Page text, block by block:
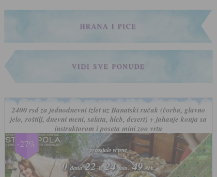
HRANA I PIĆE
VIDI SVE PONUDE
2400 rsd za jednodnevni izlet uz Banatski ručak (čorba, glavno
jelo, roštilj, dnevni meni, salata, hleb, desert) + jahanje konja sa
instruktorom i poseta mini zoo vrtu
-27%
preostalo vreme
0dana 22h 24min. 46sek.
preostalo vreme
0dana 22h 24min. 46sek.